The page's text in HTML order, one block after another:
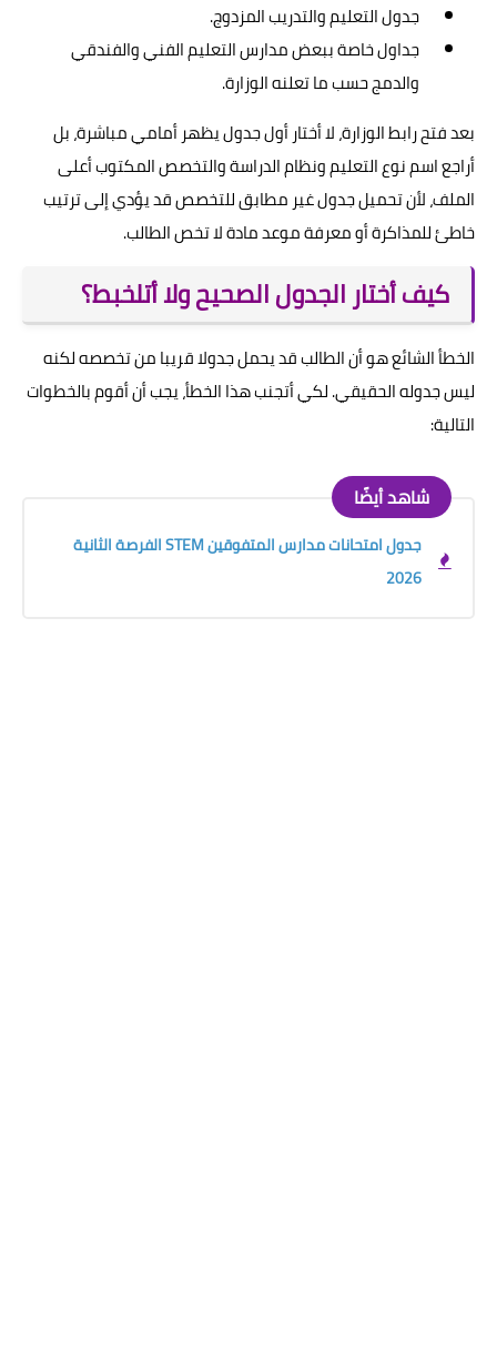
جدول التعليم والتدريب المزدوج.
جداول خاصة ببعض مدارس التعليم الفني والفندقي
والدمج حسب ما تعلنه الوزارة.
بعد فتح رابط الوزارة، لا أختار أول جدول يظهر أمامي مباشرة، بل
أراجع اسم نوع التعليم ونظام الدراسة والتخصص المكتوب أعلى
الملف، لأن تحميل جدول غير مطابق للتخصص قد يؤدي إلى ترتيب
خاطئ للمذاكرة أو معرفة موعد مادة لا تخص الطالب.
كيف أختار الجدول الصحيح ولا أتلخبط؟
الخطأ الشائع هو أن الطالب قد يحمل جدولا قريبا من تخصصه لكنه
ليس جدوله الحقيقي. لكي أتجنب هذا الخطأ، يجب أن أقوم بالخطوات
التالية:
شاهد أيضًا
جدول امتحانات مدارس المتفوقين STEM الفرصة الثانية
2026